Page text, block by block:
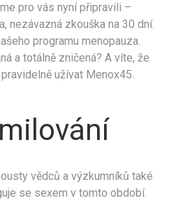
pro vás nyní připravili –
nezávazná zkouška na 30 dní.
programu menopauza.
a totálně zničená? A víte, že
užívat Menox45.
vědců a výzkumníků také
se sexem v tomto období.